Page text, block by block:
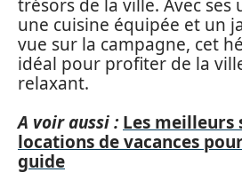
trésors de la ville. Avec ses
une cuisine équipée et un
vue sur la campagne, cet
idéal pour profiter de la
relaxant.
A voir aussi : Les meilleurs
locations de vacances
guide